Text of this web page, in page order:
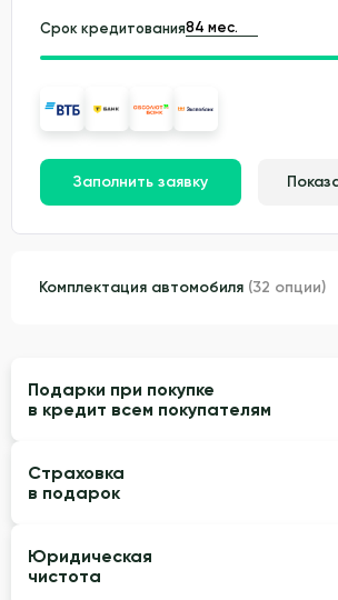
Срок кредитования
Заполнить заявку
Комплектация автомобиля (32 опции)
Подарки при покупке
в кредит всем покупателям
Страховка
в подарок
Юридическая
чистота